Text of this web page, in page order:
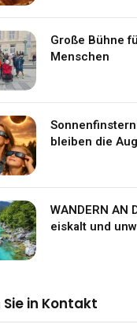
Große Bühne
Menschen
bleiben die
WANDERN AN
eiskalt und
Sie in Kontakt